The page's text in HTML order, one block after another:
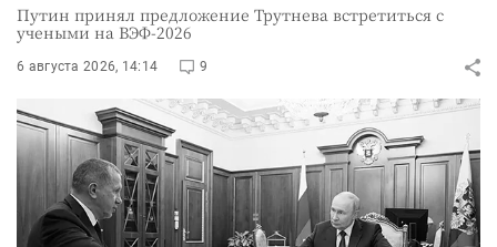
Путин принял предложение Трутнева встретиться с
учеными на ВЭФ-2026
6 августа 2026, 14:14 9